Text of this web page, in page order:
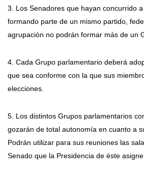
3. Los Senadores que hayan concurrido
formando parte de un mismo partido,
agrupación no podrán formar más de un
4. Cada Grupo parlamentario deberá
que sea conforme con la que sus
elecciones.
5. Los distintos Grupos parlamentarios
gozarán de total autonomía en cuanto a
Podrán utilizar para sus reuniones las
Senado que la Presidencia de éste